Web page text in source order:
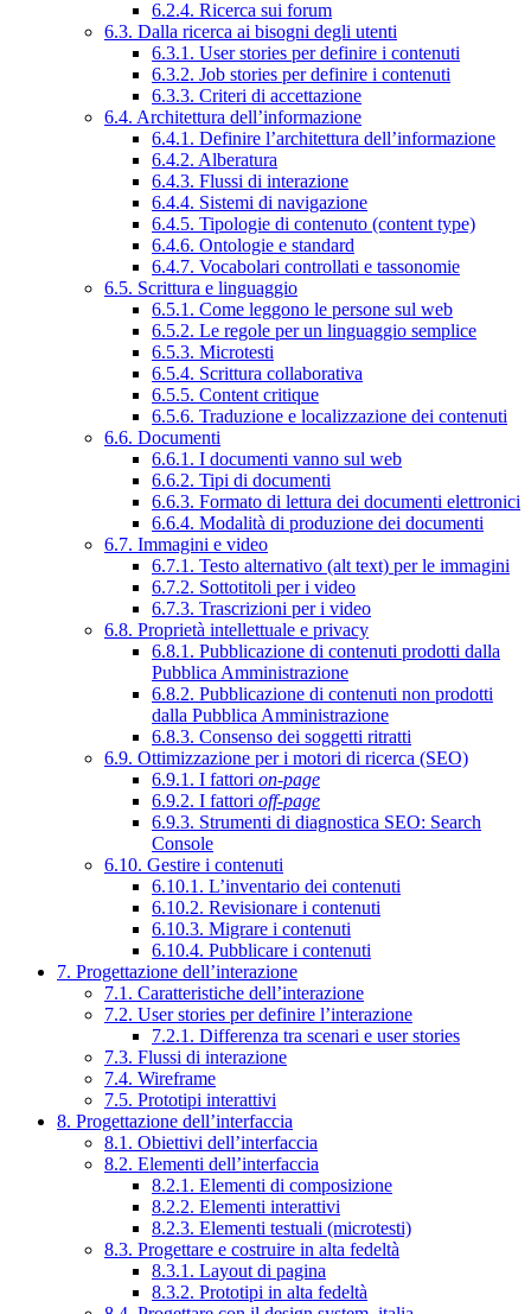
6.2.4. Ricerca sui forum
6.3. Dalla ricerca ai bisogni degli utenti
6.3.1. User stories per definire i contenuti
6.3.2. Job stories per definire i contenuti
6.3.3. Criteri di accettazione
6.4. Architettura dell’informazione
6.4.1. Definire l’architettura dell’informazione
6.4.2. Alberatura
6.4.3. Flussi di interazione
6.4.4. Sistemi di navigazione
6.4.5. Tipologie di contenuto (content type)
6.4.6. Ontologie e standard
6.4.7. Vocabolari controllati e tassonomie
6.5. Scrittura e linguaggio
6.5.1. Come leggono le persone sul web
6.5.2. Le regole per un linguaggio semplice
6.5.3. Microtesti
6.5.4. Scrittura collaborativa
6.5.5. Content critique
6.5.6. Traduzione e localizzazione dei contenuti
6.6. Documenti
6.6.1. I documenti vanno sul web
6.6.2. Tipi di documenti
6.6.3. Formato di lettura dei documenti elettronici
6.6.4. Modalità di produzione dei documenti
6.7. Immagini e video
6.7.1. Testo alternativo (alt text) per le immagini
6.7.2. Sottotitoli per i video
6.7.3. Trascrizioni per i video
6.8. Proprietà intellettuale e privacy
6.8.1. Pubblicazione di contenuti prodotti dalla
Pubblica Amministrazione
6.8.2. Pubblicazione di contenuti non prodotti
dalla Pubblica Amministrazione
6.8.3. Consenso dei soggetti ritratti
6.9. Ottimizzazione per i motori di ricerca (SEO)
6.9.1. I fattori on-page
6.9.2. I fattori off-page
6.9.3. Strumenti di diagnostica SEO: Search
Console
6.10. Gestire i contenuti
6.10.1. L’inventario dei contenuti
6.10.2. Revisionare i contenuti
6.10.3. Migrare i contenuti
6.10.4. Pubblicare i contenuti
7. Progettazione dell’interazione
7.1. Caratteristiche dell’interazione
7.2. User stories per definire l’interazione
7.2.1. Differenza tra scenari e user stories
7.3. Flussi di interazione
7.4. Wireframe
7.5. Prototipi interattivi
8. Progettazione dell’interfaccia
8.1. Obiettivi dell’interfaccia
8.2. Elementi dell’interfaccia
8.2.1. Elementi di composizione
8.2.2. Elementi interattivi
8.2.3. Elementi testuali (microtesti)
8.3. Progettare e costruire in alta fedeltà
8.3.1. Layout di pagina
8.3.2. Prototipi in alta fedeltà